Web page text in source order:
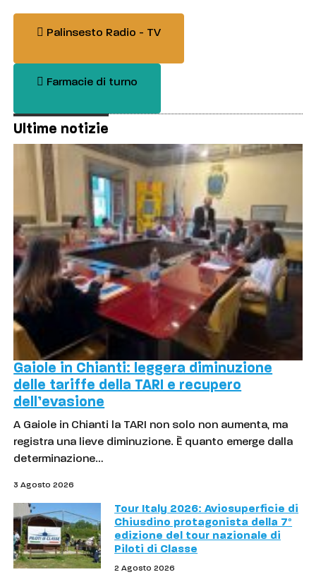
Palinsesto Radio - TV
Farmacie di turno
Ultime notizie
Gaiole in Chianti: leggera diminuzione
delle tariffe della TARI e recupero
dell’evasione
A Gaiole in Chianti la TARI non solo non aumenta, ma
registra una lieve diminuzione. È quanto emerge dalla
determinazione…
3 Agosto 2026
Tour Italy 2026: Aviosuperficie di
Chiusdino protagonista della 7°
edizione del tour nazionale di
Piloti di Classe
2 Agosto 2026